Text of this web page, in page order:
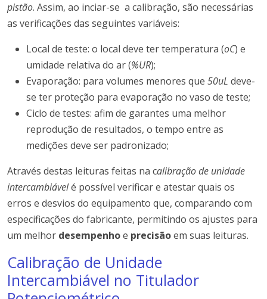
pistão. Assim, ao inciar-se a calibração, são necessárias
as verificações das seguintes variáveis:
Local de teste: o local deve ter temperatura (oC) e
umidade relativa do ar (%UR);
Evaporação: para volumes menores que 50uL deve-
se ter proteção para evaporação no vaso de teste;
Ciclo de testes: afim de garantes uma melhor
reprodução de resultados, o tempo entre as
medições deve ser padronizado;
Através destas leituras feitas na calibração de unidade
intercambiávelé possível verificar e atestar quais os
erros e desvios do equipamento que, comparando com
especificações do fabricante, permitindo os ajustes para
um melhor desempenhoe precisãoem suas leituras.
Calibração de Unidade
Intercambiável no Titulador